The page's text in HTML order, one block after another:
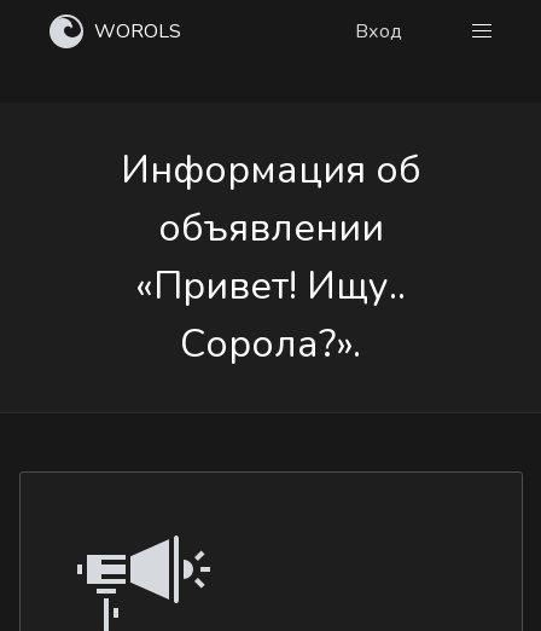
WOROLS Вход
Информация об
объявлении
«Привет! Ищу..
Сорола?».